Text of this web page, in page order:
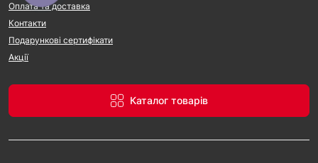
Оплата та доставка
Контакти
Подарункові сертифікати
Акції
Каталог товарів